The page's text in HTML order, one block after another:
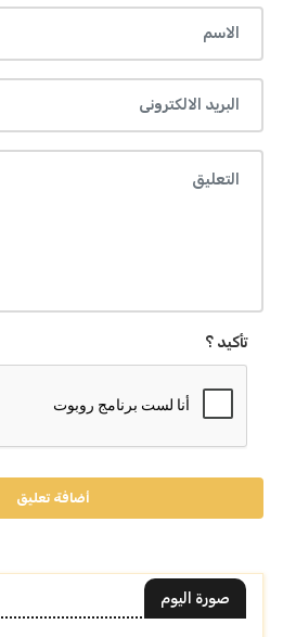
تأكيد ؟
أضافة تعليق
صورة اليوم